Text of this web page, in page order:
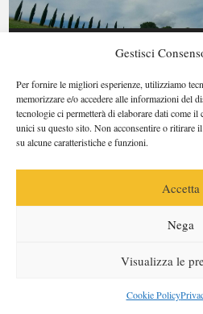
Gestisci
Per fornire le migliori esperienze, utilizziamo
memorizzare e/o accedere alle informazioni del
tecnologie ci permetterà di elaborare dati come
unici su questo sito. Non acconsentire o ritirare
su alcune caratteristiche e funzioni.
Accetta
Nega
Visualizza le
Cookie Policy
© 2026 Copyright OperaPrima Blog | Claudio